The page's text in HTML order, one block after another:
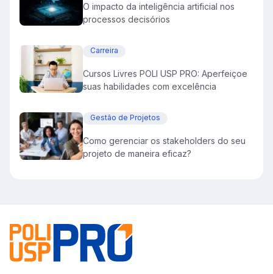
O impacto da inteligência artificial nos
processos decisórios
Carreira
Cursos Livres POLI USP PRO: Aperfeiçoe
suas habilidades com excelência
Gestão de Projetos
Como gerenciar os stakeholders do seu
projeto de maneira eficaz?